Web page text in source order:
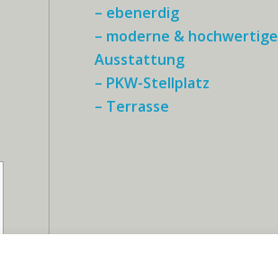
– ebenerdig
– moderne & hochwertige
Ausstattung
– PKW-Stellplatz
– Terrasse